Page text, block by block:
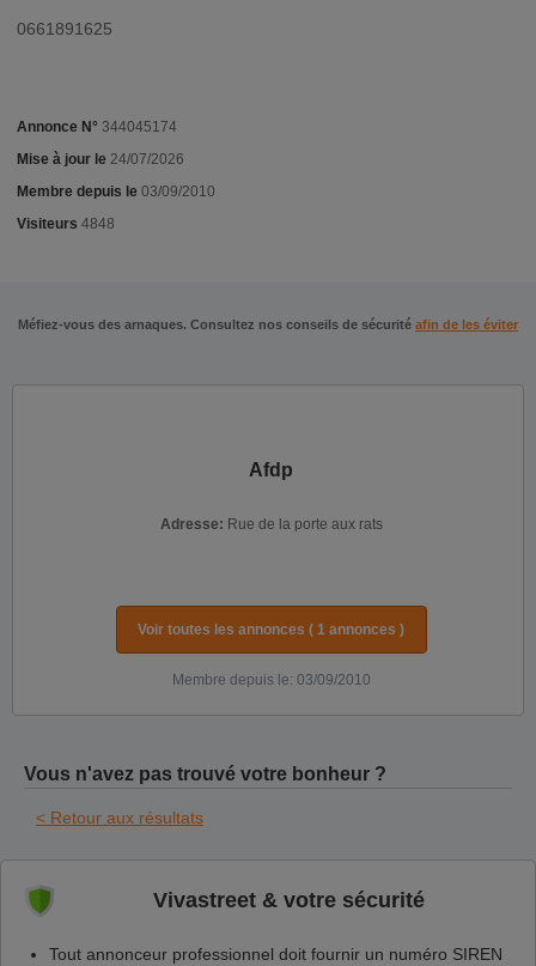
0661891625
Annonce N° 344045174
Mise à jour le 24/07/2026
Membre depuis le 03/09/2010
Visiteurs 4848
Méfiez-vous des arnaques. Consultez nos conseils de sécurité afin de les éviter
Afdp
Adresse: Rue de la porte aux rats
Voir toutes les annonces ( 1 annonces )
Membre depuis le: 03/09/2010
Vous n'avez pas trouvé votre bonheur ?
< Retour aux résultats
Vivastreet & votre sécurité
Tout annonceur professionnel doit fournir un numéro SIREN